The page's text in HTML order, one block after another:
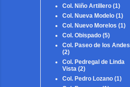
Col. Niño Artillero (1)
Col. Nueva Modelo (1)
Col. Nuevo Morelos (1)
Col. Obispado (5)
Col. Paseo de los Andes
(2)
Col. Pedregal de Linda
Vista (2)
Col. Pedro Lozano (1)